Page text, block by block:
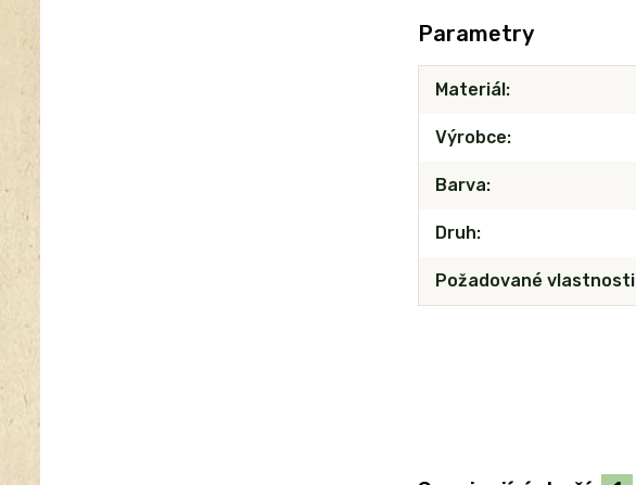
Parametry
Materiál
Výrobce
Barva
Druh
Požadované vlastnosti